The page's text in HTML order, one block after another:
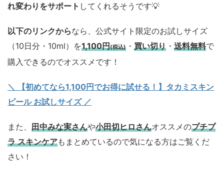
れ変わりをサポート してくれるそうです💡
以下のリンクからなら、公式サイト限定のお試しサイズ
（10日分・10ml）を1,100円(税込) ・ 買い切り ・ 送料無料で
購入できるのでオススメです！
＼ 【初めてなら1,100円でお得に試せる！】タカミスキン
ピール お試しサイズ／
また、 田中みな実さんや小田切ヒロさんオススメのプチプ
ラ スキンケアもまとめているので気になる方はご覧くだ
さい！